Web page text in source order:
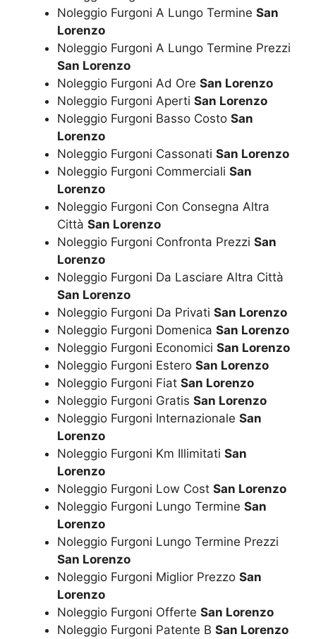
Noleggio Furgoni A Lungo Termine San
Lorenzo
Noleggio Furgoni A Lungo Termine Prezzi
San Lorenzo
Noleggio Furgoni Ad Ore San Lorenzo
Noleggio Furgoni Aperti San Lorenzo
Noleggio Furgoni Basso Costo San
Lorenzo
Noleggio Furgoni Cassonati San Lorenzo
Noleggio Furgoni Commerciali San
Lorenzo
Noleggio Furgoni Con Consegna Altra
Città San Lorenzo
Noleggio Furgoni Confronta Prezzi San
Lorenzo
Noleggio Furgoni Da Lasciare Altra Città
San Lorenzo
Noleggio Furgoni Da Privati San Lorenzo
Noleggio Furgoni Domenica San Lorenzo
Noleggio Furgoni Economici San Lorenzo
Noleggio Furgoni Estero San Lorenzo
Noleggio Furgoni Fiat San Lorenzo
Noleggio Furgoni Gratis San Lorenzo
Noleggio Furgoni Internazionale San
Lorenzo
Noleggio Furgoni Km Illimitati San
Lorenzo
Noleggio Furgoni Low Cost San Lorenzo
Noleggio Furgoni Lungo Termine San
Lorenzo
Noleggio Furgoni Lungo Termine Prezzi
San Lorenzo
Noleggio Furgoni Miglior Prezzo San
Lorenzo
Noleggio Furgoni Offerte San Lorenzo
Noleggio Furgoni Patente B San Lorenzo